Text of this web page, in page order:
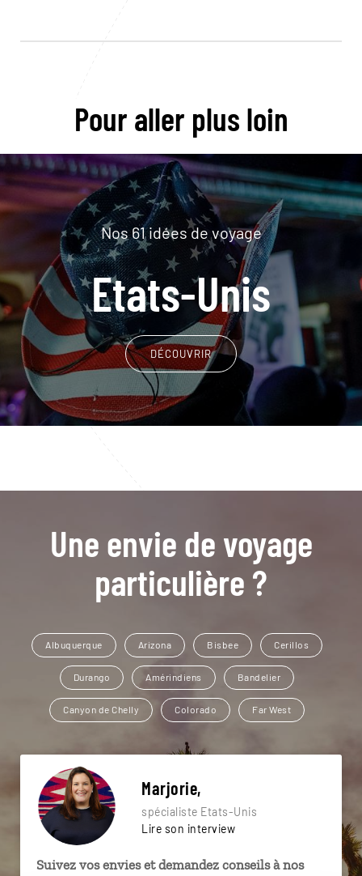
Pour aller plus loin
Nos 61 idées de voyage
Etats-Unis
DÉCOUVRIR
Une envie de voyage
particulière ?
Albuquerque Arizona Bisbee Cerillos
Durango Amérindiens Bandelier
Canyon de Chelly Colorado Far West
Marjorie,
spécialiste Etats-Unis
Lire son interview
Suivez vos envies et demandez conseils à nos